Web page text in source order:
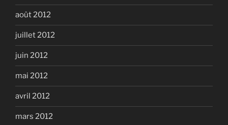
août 2012
juillet 2012
juin 2012
mai 2012
avril 2012
mars 2012